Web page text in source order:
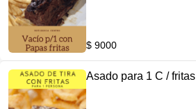
$ 9000
Asado para 1 C / fritas